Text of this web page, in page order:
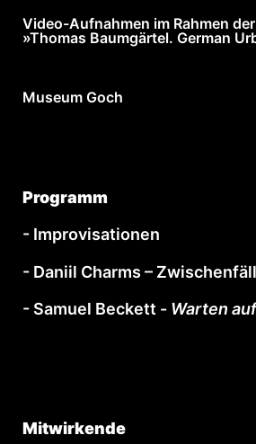
Video-Aufnahmen im Rahmen
»Thomas Baumgärtel. German
Museum Goch
Programm
- Improvisationen
- Daniil Charms –
- Samuel Beckett - Warten
Mitwirkende